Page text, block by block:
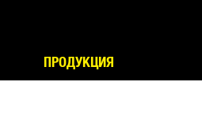
ПРОДУКЦИЯ